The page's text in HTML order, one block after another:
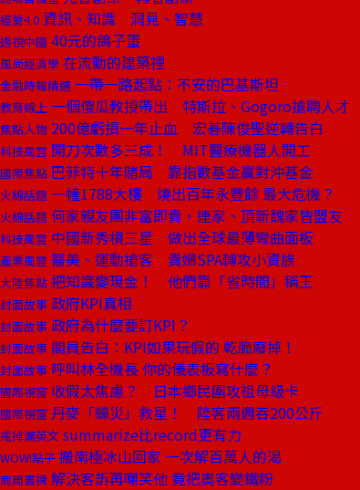
經營4.0 資訊、知識 洞見、智慧
透視中國 40元的鴿子蛋
風尚經濟學 在流動的建築裡
金融時報精選 一帶一路起點：不安的巴基斯坦
教育線上 一個傻瓜教授帶出 特斯拉、Gogoro搶聘人才
焦點人物 200億虧損一年止血 宏碁陳俊聖逆轉告白
科技風雲 開刀次數多三成！ MIT醫療機器人開工
國際焦點 巴菲特十年賭局 靠指數基金贏對沖基金
火線話題 一幢1788大樓 燒出百年永豐餘 最大危機？
火線話題 何家親友團非富即貴，連家、頂新魏家皆盟友
科技風雲 中國新秀槓三星 做出全球最薄彎曲面板
產業風雲 醫美、運動搶客 貴婦SPA轉攻小資族
大陸焦點 把知識變現金！ 他們靠「省時間」稱王
封面故事 政府KPI真相
封面故事 政府為什麼要訂KPI？
封面故事 閣員告白：KPI如果玩假的 乾脆廢掉！
封面故事 呼叫林全機長 你的儀表板寫什麼？
國際視窗 收假太焦慮？ 日本鄉民圍攻祖母級卡
國際視窗 丹麥「蠔災」救星！ 陸客兩週吞200公斤
戒掉爛英文 summarize比record更有力
WOW!點子 搬南極冰山回家 一次解百萬人的渴
商周書摘 解決客訴再嘲笑他 竟把奧客變鐵粉